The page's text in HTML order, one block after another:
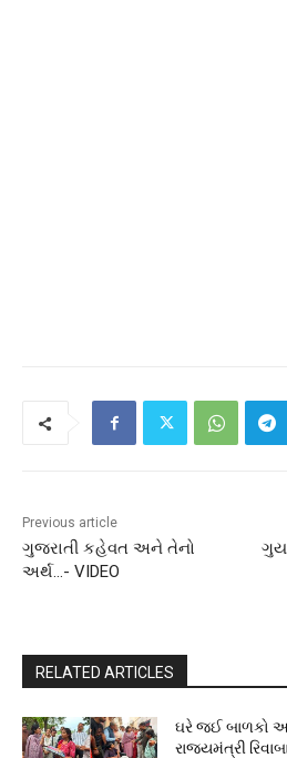
Previous article
ગુજરાતી કહેવત અને તેનો
અર્થ…- VIDEO
RELATED ARTICLES
ઘરે જઈ બાળકો
રાજ્યમંત્રી